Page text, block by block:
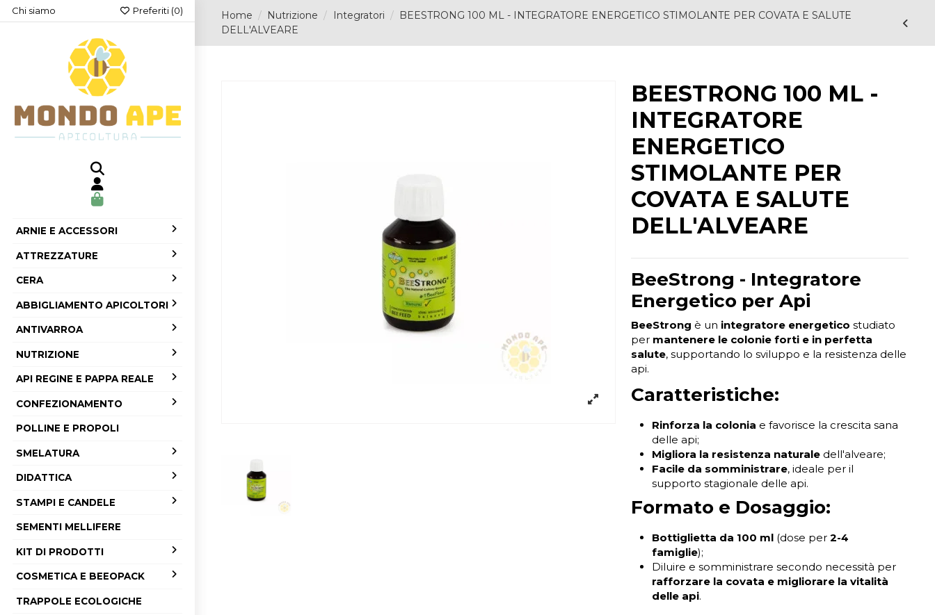
Chi siamo Preferiti (0)
ARNIE E ACCESSORI
ATTREZZATURE
CERA
ABBIGLIAMENTO APICOLTORI
ANTIVARROA
NUTRIZIONE
API REGINE E PAPPA REALE
CONFEZIONAMENTO
POLLINE E PROPOLI
SMELATURA
DIDATTICA
STAMPI E CANDELE
SEMENTI MELLIFERE
KIT DI PRODOTTI
COSMETICA E BEEOPACK
TRAPPOLE ECOLOGICHE
Home Nutrizione Integratori
BEESTRONG 100 ML - INTEGRATORE ENERGETICO STIMOLANTE PER COVATA E SALUTE
DELL'ALVEARE
BEESTRONG 100 ML -
INTEGRATORE
ENERGETICO
STIMOLANTE PER
COVATA E SALUTE
DELL'ALVEARE
BeeStrong - Integratore
Energetico per Api
BeeStrong è un integratore energetico studiato
per mantenere le colonie forti e in perfetta
salute, supportando lo sviluppo e la resistenza delle
api.
Caratteristiche:
Rinforza la colonia e favorisce la crescita sana
delle api;
Migliora la resistenza naturale dell'alveare;
Facile da somministrare, ideale per il
supporto stagionale delle api.
Formato e Dosaggio:
Bottiglietta da 100 ml (dose per2-4
famiglie);
Diluire e somministrare secondo necessità per
rafforzare la covata e migliorare la vitalità
delle api.